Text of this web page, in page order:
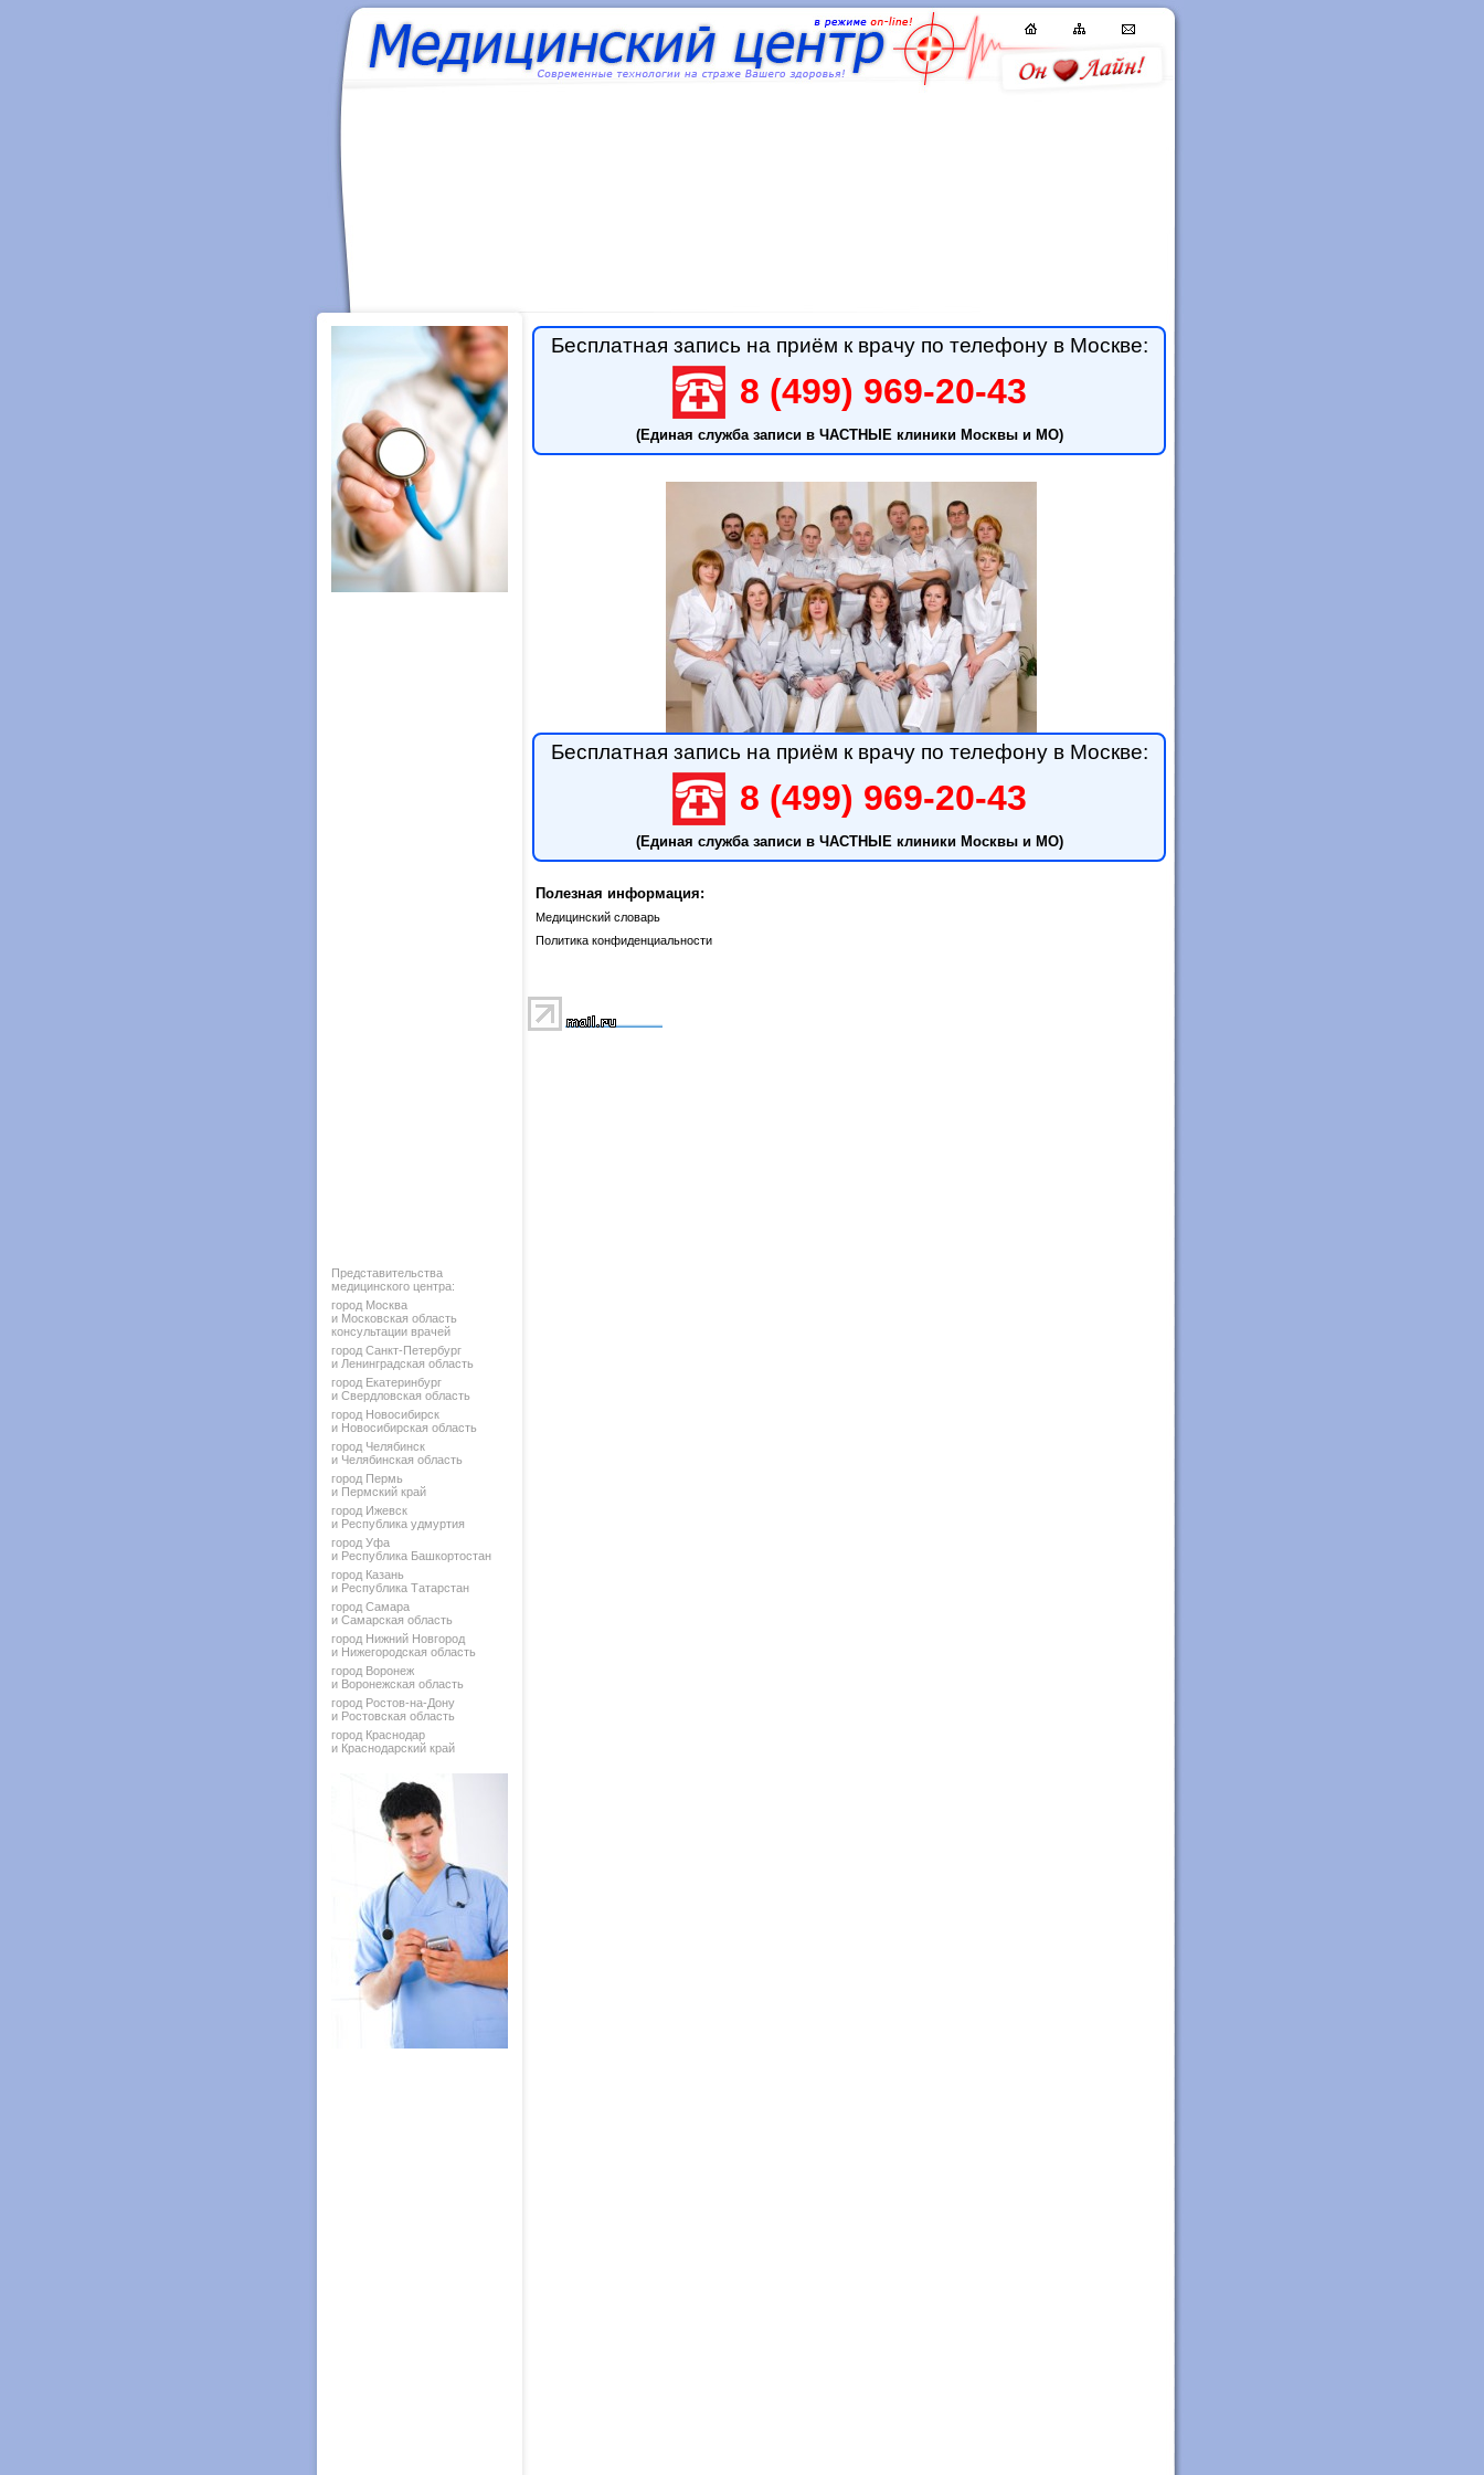
Представительства
медицинского центра:
город Москва
и Московская область
консультации врачей
город Санкт-Петербург
и Ленинградская область
город Екатеринбург
и Свердловская область
город Новосибирск
и Новосибирская область
город Челябинск
и Челябинская область
город Пермь
и Пермский край
город Ижевск
и Республика удмуртия
город Уфа
и Республика Башкортостан
город Казань
и Республика Татарстан
город Самара
и Самарская область
город Нижний Новгород
и Нижегородская область
город Воронеж
и Воронежская область
город Ростов-на-Дону
и Ростовская область
город Краснодар
и Краснодарский край
Бесплатная запись на приём к врачу по телефону в Москве:
8 (499) 969-20-43
(Единая служба записи в ЧАСТНЫЕ клиники Москвы и МО)
Бесплатная запись на приём к врачу по телефону в Москве:
8 (499) 969-20-43
(Единая служба записи в ЧАСТНЫЕ клиники Москвы и МО)
Полезная информация:
Медицинский словарь
Политика конфиденциальности